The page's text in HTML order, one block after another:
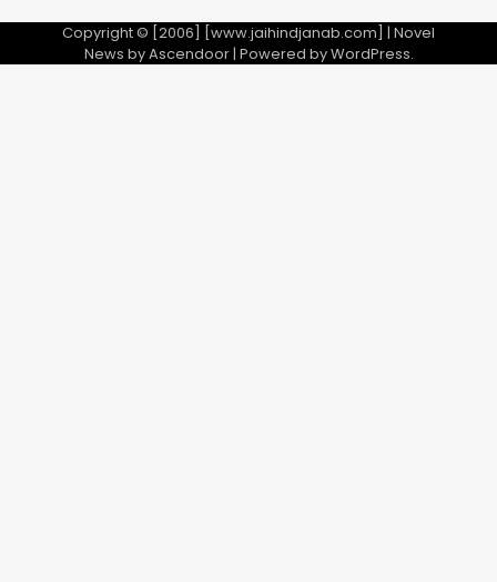
Copyright © [2006] [www.jaihindjanab.com] | Novel
News byAscendoor| Powered byWordPress.